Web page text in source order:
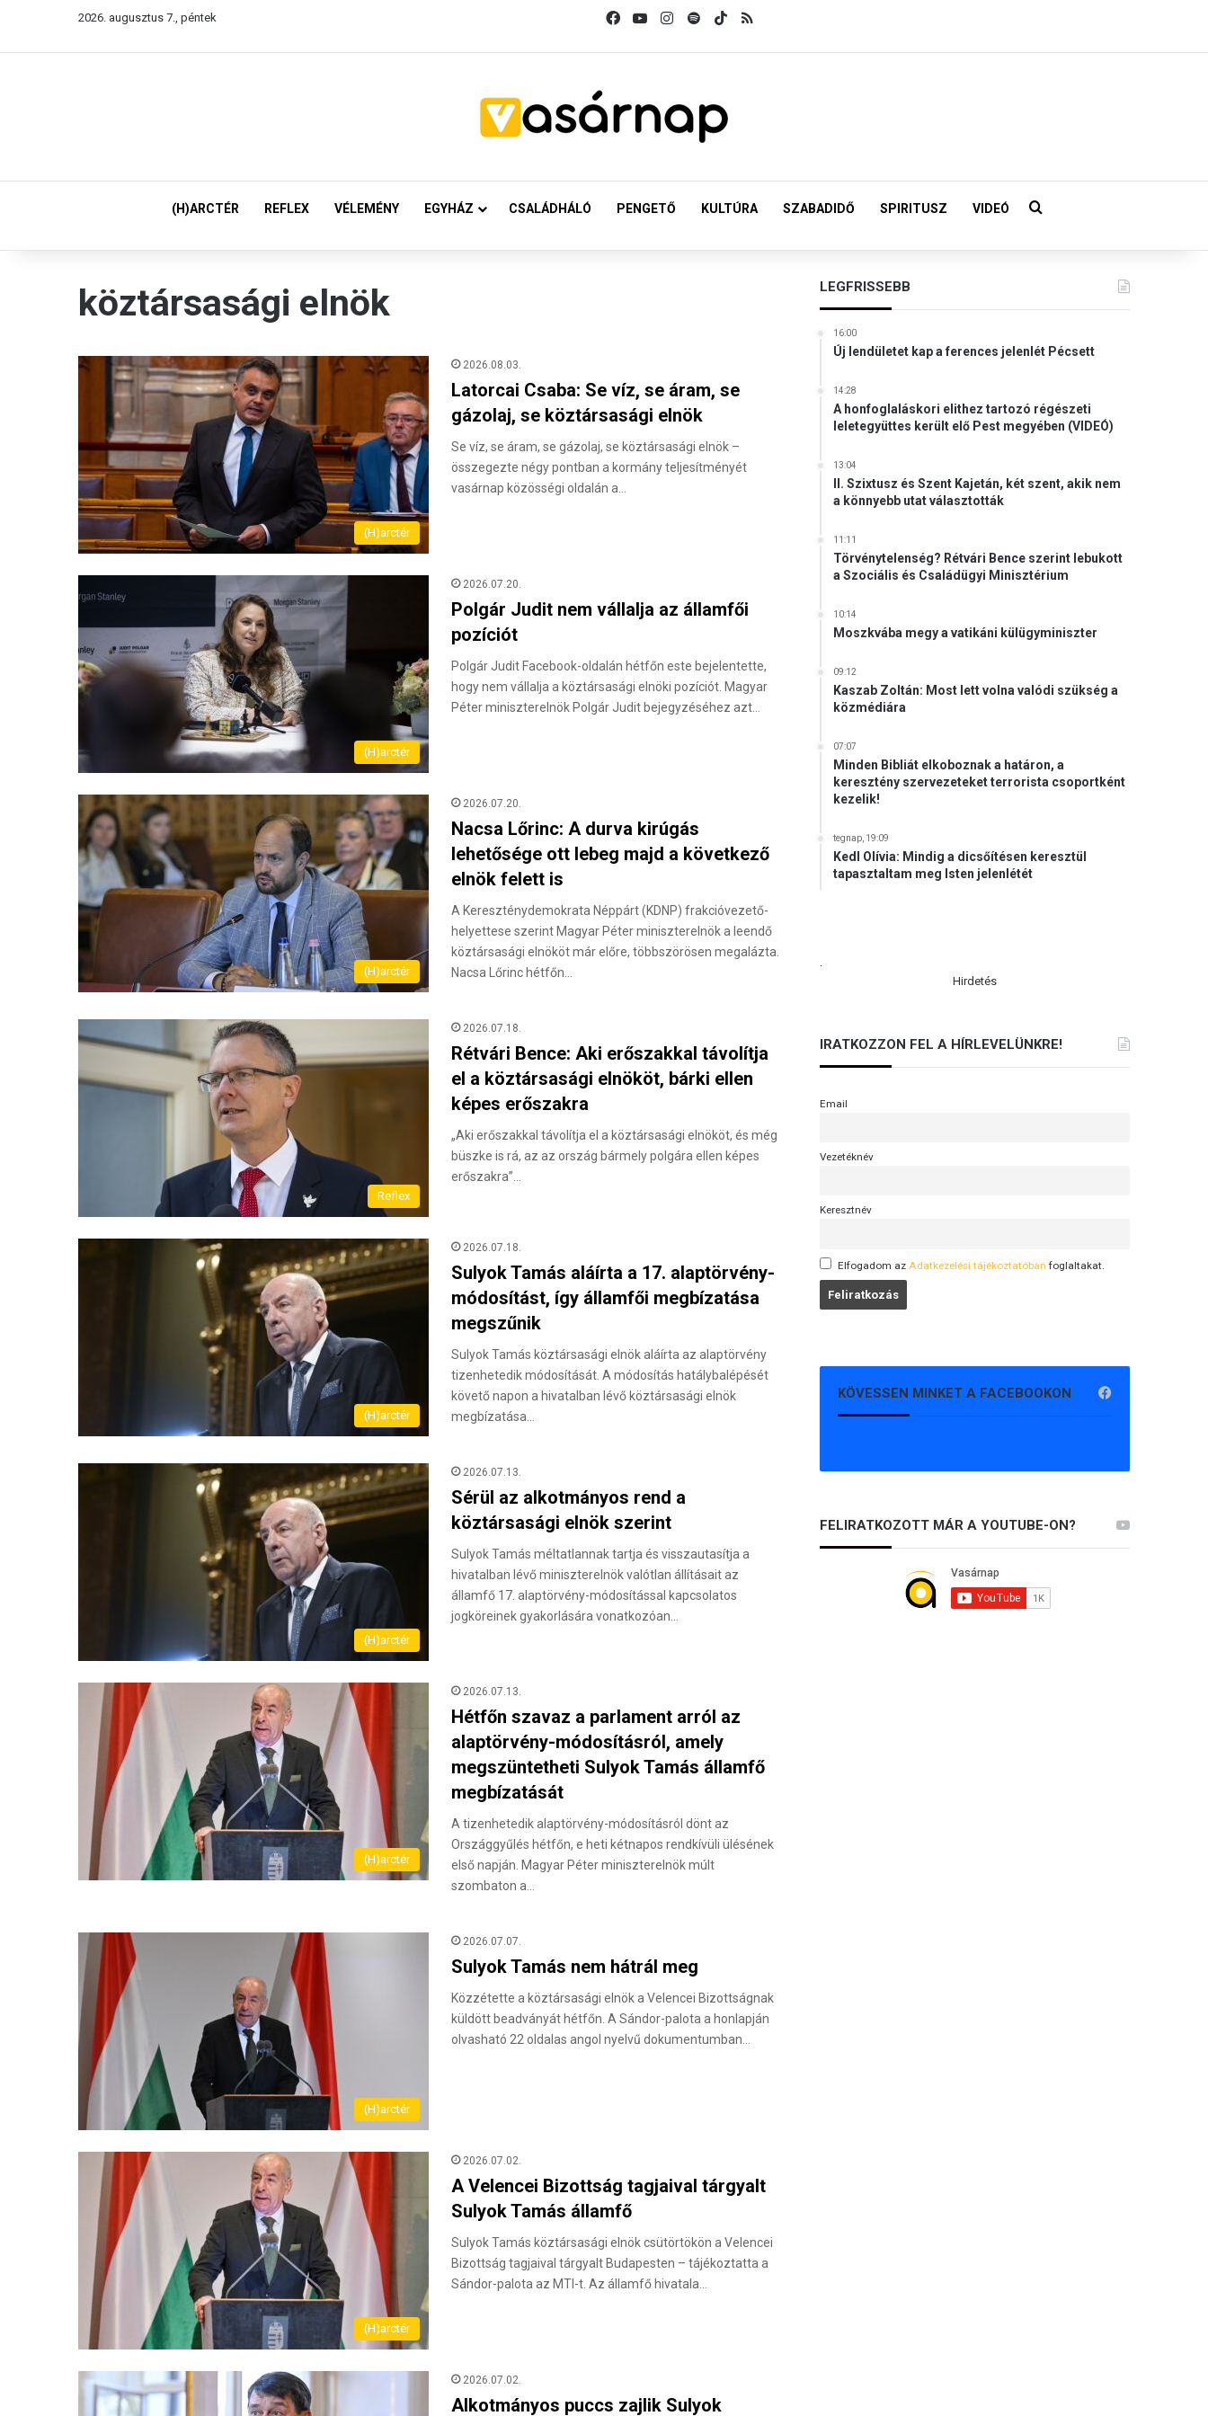
2026. augusztus 7., péntek FacebookYouTubeInstagram
SpotifyTikTok
(H)ARCTÉR REFLEX VÉLEMÉNY EGYHÁZ CSALÁDHÁLÓ PENGETŐ KULTÚRA SZABADIDŐ SPIRITUSZ VIDEÓ Keresés:
köztársasági elnök
(H)arctér
2026.08.03.
Latorcai Csaba: Se víz, se áram, se
gázolaj, se köztársasági elnök
Se víz, se áram, se gázolaj, se köztársasági elnök –
összegezte négy pontban a kormány teljesítményét
vasárnap közösségi oldalán a…
(H)arctér
2026.07.20.
Polgár Judit nem vállalja az államfői
pozíciót
Polgár Judit Facebook-oldalán hétfőn este bejelentette,
hogy nem vállalja a köztársasági elnöki pozíciót. Magyar
Péter miniszterelnök Polgár Judit bejegyzéséhez azt…
(H)arctér
2026.07.20.
Nacsa Lőrinc: A durva kirúgás
lehetősége ott lebeg majd a következő
elnök felett is
A Kereszténydemokrata Néppárt (KDNP) frakcióvezető-
helyettese szerint Magyar Péter miniszterelnök a leendő
köztársasági elnököt már előre, többszörösen megalázta.
Nacsa Lőrinc hétfőn…
Reflex
2026.07.18.
Rétvári Bence: Aki erőszakkal távolítja
el a köztársasági elnököt, bárki ellen
képes erőszakra
„Aki erőszakkal távolítja el a köztársasági elnököt, és még
büszke is rá, az az ország bármely polgára ellen képes
erőszakra”…
(H)arctér
2026.07.18.
Sulyok Tamás aláírta a 17. alaptörvény-
módosítást, így államfői megbízatása
megszűnik
Sulyok Tamás köztársasági elnök aláírta az alaptörvény
tizenhetedik módosítását. A módosítás hatálybalépését
követő napon a hivatalban lévő köztársasági elnök
megbízatása…
(H)arctér
2026.07.13.
Sérül az alkotmányos rend a
köztársasági elnök szerint
Sulyok Tamás méltatlannak tartja és visszautasítja a
hivatalban lévő miniszterelnök valótlan állításait az
államfő 17. alaptörvény-módosítással kapcsolatos
jogköreinek gyakorlására vonatkozóan…
(H)arctér
2026.07.13.
Hétfőn szavaz a parlament arról az
alaptörvény-módosításról, amely
megszüntetheti Sulyok Tamás államfő
megbízatását
A tizenhetedik alaptörvény-módosításról dönt az
Országgyűlés hétfőn, e heti kétnapos rendkívüli ülésének
első napján. Magyar Péter miniszterelnök múlt
szombaton a…
(H)arctér
2026.07.07.
Sulyok Tamás nem hátrál meg
Közzétette a köztársasági elnök a Velencei Bizottságnak
küldött beadványát hétfőn. A Sándor-palota a honlapján
olvasható 22 oldalas angol nyelvű dokumentumban…
(H)arctér
2026.07.02.
A Velencei Bizottság tagjaival tárgyalt
Sulyok Tamás államfő
Sulyok Tamás köztársasági elnök csütörtökön a Velencei
Bizottság tagjaival tárgyalt Budapesten – tájékoztatta a
Sándor-palota az MTI-t. Az államfő hivatala…
2026.07.02.
Alkotmányos puccs zajlik Sulyok
LEGFRISSEBB
16:00
Új lendületet kap a ferences jelenlét Pécsett
14:28
A honfoglaláskori elithez tartozó régészeti
leletegyüttes került elő Pest megyében (VIDEÓ)
13:04
II. Szixtusz és Szent Kajetán, két szent, akik nem
a könnyebb utat választották
11:11
Törvénytelenség? Rétvári Bence szerint lebukott
a Szociális és Családügyi Minisztérium
10:14
Moszkvába megy a vatikáni külügyminiszter
09:12
Kaszab Zoltán: Most lett volna valódi szükség a
közmédiára
07:07
Minden Bibliát elkoboznak a határon, a
keresztény szervezeteket terrorista csoportként
kezelik!
tegnap, 19:09
Kedl Olívia: Mindig a dicsőítésen keresztül
tapasztaltam meg Isten jelenlétét
.
Hirdetés
IRATKOZZON FEL A HÍRLEVELÜNKRE!
Email
Vezetéknév
Keresztnév
Elfogadom az Adatkezelési tájékoztatóban foglaltakat.
KÖVESSEN MINKET A FACEBOOKON
FELIRATKOZOTT MÁR A YOUTUBE-ON?